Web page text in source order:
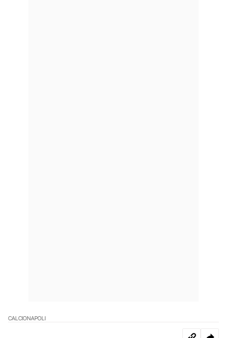
CALCIONAPOLI